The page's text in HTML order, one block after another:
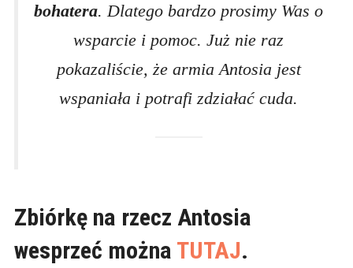
bohatera. Dlatego bardzo prosimy Was o
wsparcie i pomoc. Już nie raz
pokazaliście, że armia Antosia jest
wspaniała i potrafi zdziałać cuda.
Zbiórkę na rzecz Antosia
wesprzeć można TUTAJ.